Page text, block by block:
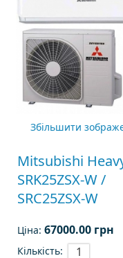
Збільшити
Mitsubishi
SRK25ZSX-W /
SRC25ZSX-W
Ціна:67000.00 грн
Кількість: